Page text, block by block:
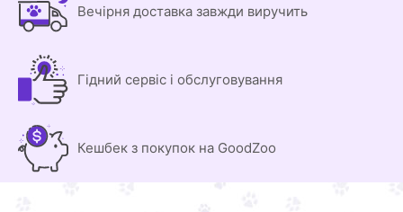
Вечірня доставка завжди виручить
Гідний сервіс і обслуговування
Кешбек з покупок на GoodZoo